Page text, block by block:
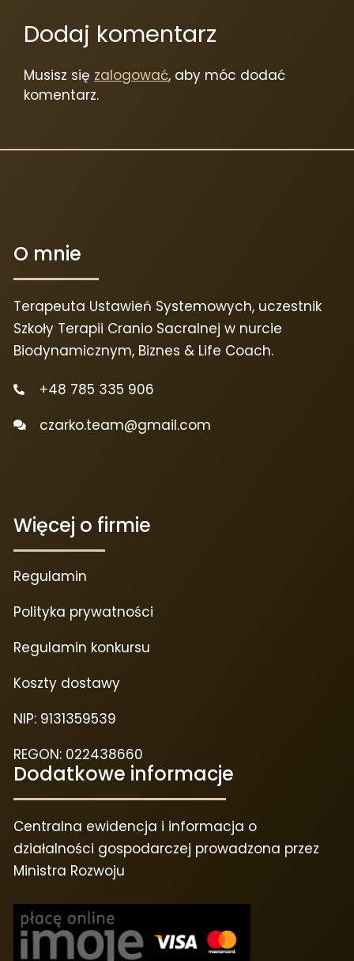
Dodaj komentarz
Musisz się zalogować, aby móc dodać
komentarz.
O mnie
Terapeuta Ustawień Systemowych, uczestnik
Szkoły Terapii Cranio Sacralnej w nurcie
Biodynamicznym, Biznes & Life Coach.
+48 785 335 906
czarko.team@gmail.com
Więcej o firmie
Regulamin
Polityka prywatności
Regulamin konkursu
Koszty dostawy
NIP: 9131359539
REGON: 022438660
Dodatkowe informacje
Centralna ewidencja i informacja o
działalności gospodarczej prowadzona przez
Ministra Rozwoju